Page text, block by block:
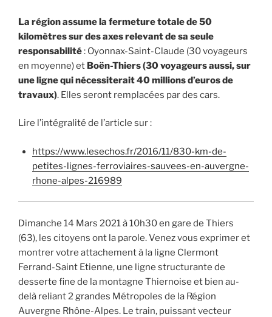
La région assume la fermeture totale de 50
kilomètres sur des axes relevant de sa seule
responsabilité: Oyonnax-Saint-Claude (30 voyageurs
en moyenne) et Boën-Thiers (30 voyageurs aussi, sur
une ligne qui nécessiterait 40 millions d’euros de
travaux). Elles seront remplacées par des cars.
Lire l’intégralité de l’article sur :
https://www.lesechos.fr/2016/11/830-km-de-
petites-lignes-ferroviaires-sauvees-en-auvergne-
rhone-alpes-216989
Dimanche 14 Mars 2021 à 10h30 en gare de Thiers
(63), les citoyens ont la parole. Venez vous exprimer et
montrer votre attachement à la ligne Clermont
Ferrand-Saint Etienne, une ligne structurante de
desserte fine de la montagne Thiernoise et bien au-
delà reliant 2 grandes Métropoles de la Région
Auvergne Rhône-Alpes. Le train, puissant vecteur